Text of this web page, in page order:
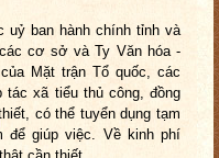
hành chính tỉnh và
cơ sở và Ty Văn hóa -
Mặt trận Tổ quốc, các
tác xã tiểu thủ công, đồng
có thể tuyển dụng tạm
giúp việc. Về kinh phí